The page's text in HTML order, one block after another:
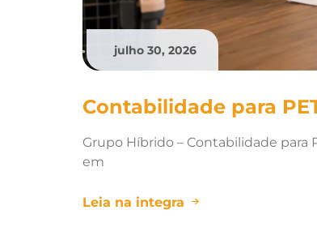
Contabilidade para
• julho 30, 2026
Grupo Híbrido – Contabilidade para
em
Leia na integra